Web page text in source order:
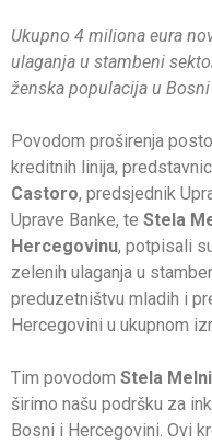
Ukupno 4 miliona eura
ulaganja u stambeni
ženska populacija u
Povodom proširenja
kreditnih linija,
Castoro, predsjednik
Uprave Banke, te Stela
Hercegovinu, potpisali
zelenih ulaganja u
preduzetništvu mladih i
Hercegovini u ukupnom
Tim povodom Stela
širimo našu podršku za
Bosni i Hercegovini. Ovi